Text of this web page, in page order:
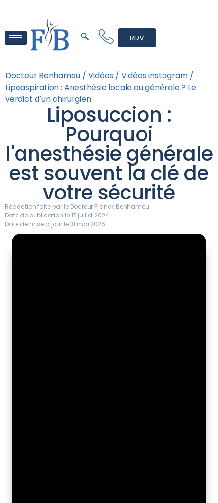
RDV
Docteur Benhamou / Vidéos / Vidéos instagram /
Lipoaspiration : Anesthésie locale ou générale ? Le
verdict d’un chirurgien
Liposuccion :
Pourquoi
l'anesthésie générale
est souvent la clé de
votre sécurité
Rédaction faite par le Docteur Franck Benhamou
Date de publication le 17 juillet 2024
Date de mise à jour le 31 mai 2026